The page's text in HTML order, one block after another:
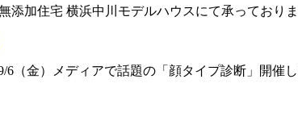
添加住宅 横浜中川モデルハウスにて承っており
（金）メディアで話題の「顔タイプ診断」開催し